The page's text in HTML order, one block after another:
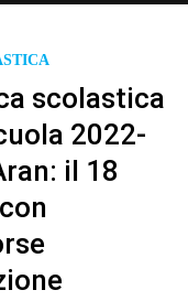
scolastica
2022-
il 18